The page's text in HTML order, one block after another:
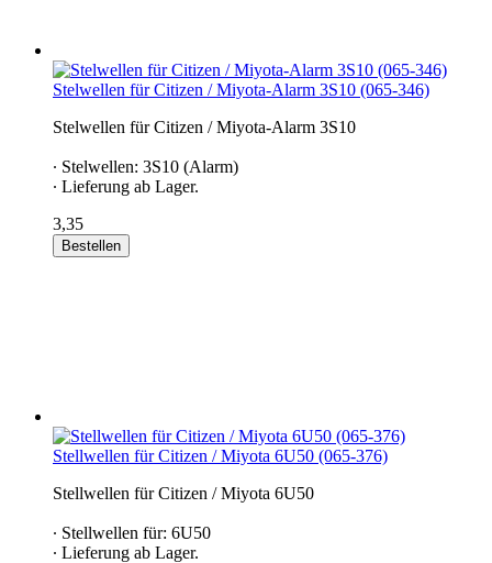
Stelwellen für Citizen / Miyota-Alarm 3S10 (065-346)
Stelwellen für Citizen / Miyota-Alarm 3S10
∙ Stelwellen: 3S10 (Alarm)
∙ Lieferung ab Lager.
3,35
Bestellen
Stellwellen für Citizen / Miyota 6U50 (065-376)
Stellwellen für Citizen / Miyota 6U50
∙ Stellwellen für: 6U50
∙ Lieferung ab Lager.